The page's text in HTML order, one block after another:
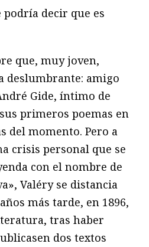
podría decir que es
que, muy joven,
deslumbrante: amigo
Gide, íntimo de
primeros poemas en
del momento. Pero a
crisis personal que se
con el nombre de
Valéry se distancia
más tarde, en 1896,
tras haber
sen dos textos